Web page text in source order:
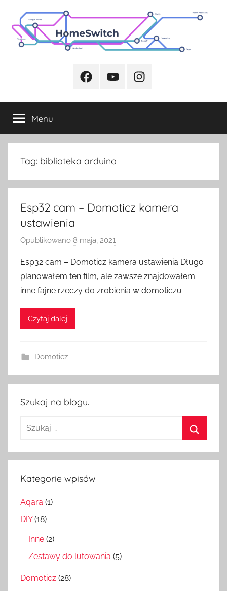
treści
FacebookYoutubeInstagram
Menu
Tag: biblioteka arduino
Esp32 cam – Domoticz kamera
ustawienia
Opublikowano 8 maja, 2021
z
e
z
i
Esp32 cam – Domoticz kamera ustawienia Długo
planowałem ten film, ale zawsze znajdowałem
inne fajne rzeczy do zrobienia w domoticzu
Czytaj dalej
Domoticz
Szukaj na blogu.
Szukaj:
Kategorie wpisów
Aqara (1)
DIY(18)
Inne (2)
Zestawy do lutowania (5)
Domoticz (28)